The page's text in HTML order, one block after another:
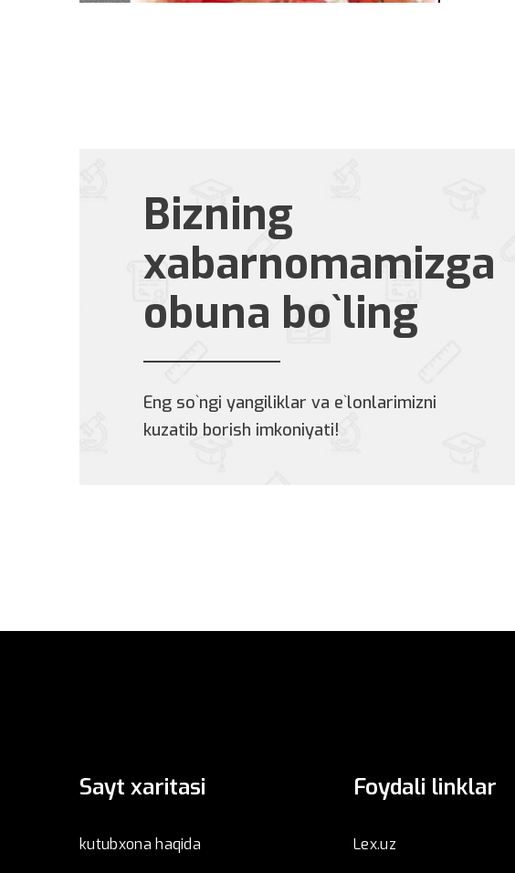
Bizning
xabarnomamizga
obuna bo`ling
Eng so`ngi yangiliklar va e`lonlarimizni
kuzatib borish imkoniyati!
Sayt xaritasi
kutubxona haqida
Foydali linklar
Lex.uz